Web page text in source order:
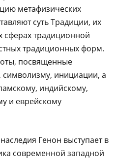
метафизических
суть Традиции, их
традиционной
традиционных форм.
посвященные
символизму, инициации, а
индийскому,
и еврейскому
Генон выступает в
современной западной